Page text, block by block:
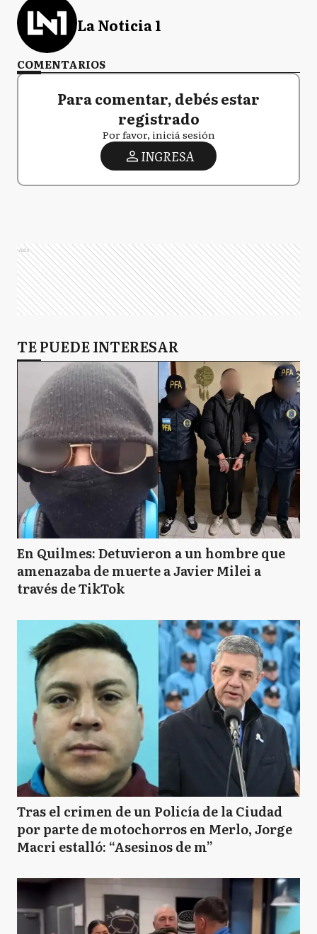
La Noticia 1
COMENTARIOS
Para comentar, debés estar
registrado
Por favor, iniciá sesión
INGRESA
Ads
TE PUEDE INTERESAR
En Quilmes: Detuvieron a un hombre que
amenazaba de muerte a Javier Milei a
través de TikTok
Tras el crimen de un Policía de la Ciudad
por parte de motochorros en Merlo, Jorge
Macri estalló: “Asesinos de m”